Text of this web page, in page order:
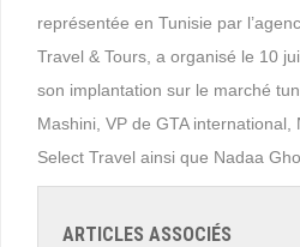
représentée en Tunisie par
Travel & Tours, a organisé le 10
son implantation sur le marché
Mashini, VP de GTA international,
Select Travel ainsi que Nadaa
ARTICLES ASSOCIÉS